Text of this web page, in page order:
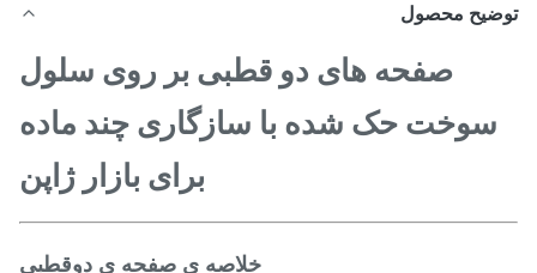
محصول
صفحه های دو قطبی بر روی سلول
سوخت حک شده با سازگاری چند ماده
برای بازار ژاپن
خلاصه ی صفحه ی دوقطبی